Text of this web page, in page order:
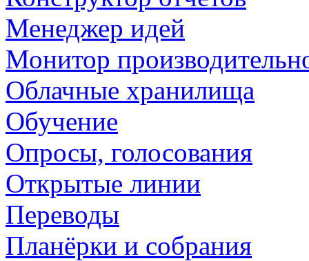
Менеджер идей
Монитор
Облачные хранилища
Обучение
Опросы, голосования
Открытые линии
Переводы
Планёрки и собрания